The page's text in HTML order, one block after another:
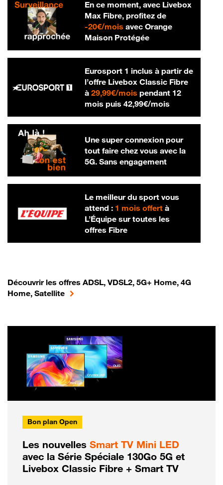
En ce moment, avec Livebox
Max Fibre, profitez de
-20€/mois20 € par mois
avec Orange
Maison Protégée
Eurosport 1 inclus à partir de
l’offre Livebox Classic Fibre
à 29,99€/mois29,99 € par mois
pendant 12
mois puis 42,99€/mois42,99 € par
Une super connexion pour
tout faire chez vous avec la
5G. Sans engagement
Le meilleur du sport vous
attend : 1 mois offertà
L’Équipe sur toutes les
offres Fibre
Découvrir les offres ADSL, VDSL2, 5G+ Home, 4G
Home, Satellite
Bon plan Open
Les nouvelles Smart TV Mini LED
avec la Série Spéciale 130Go 5G et
Livebox Classic Fibre + Smart TV